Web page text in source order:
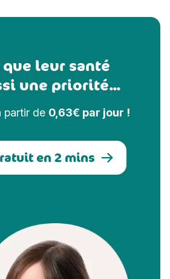
que leur santé
une priorité...
partir de 0,63€ par jour !
en 2 mins